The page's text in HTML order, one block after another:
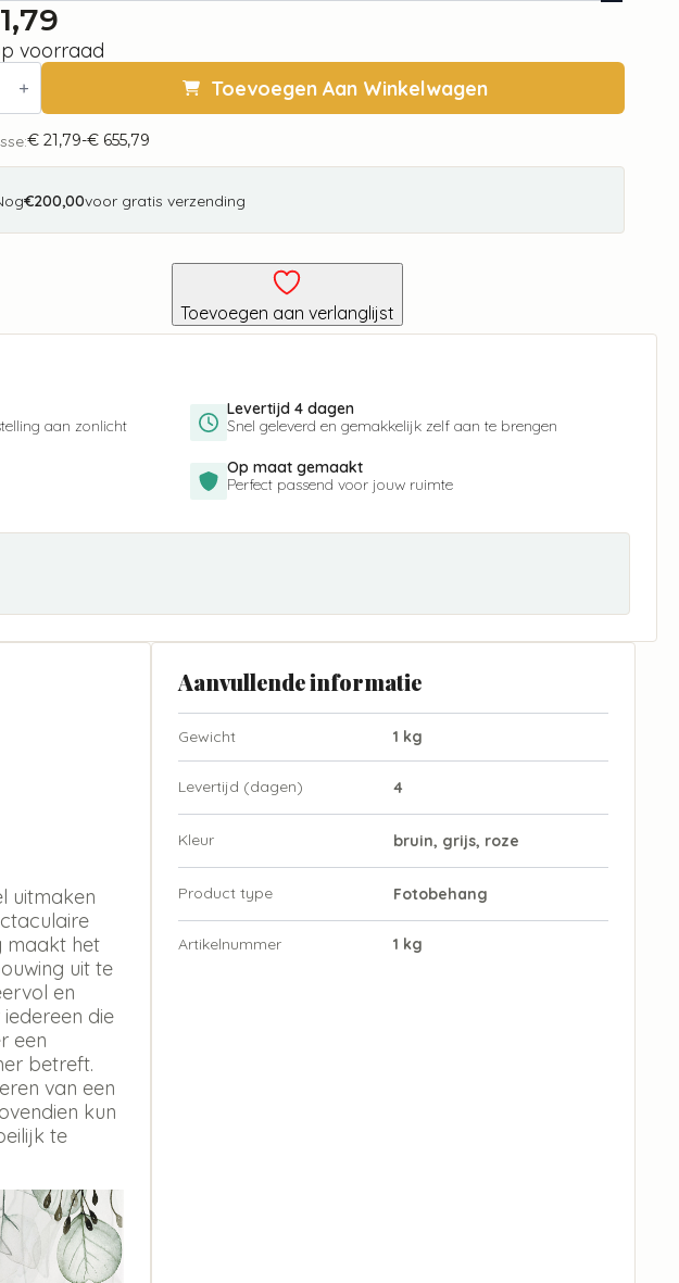
voorraad
Toevoegen Aan Winkelwagen
€ 21,79-€ 655,79
Prijsklasse:
€ 21,79
€ 655,79
€200,00voor gratis verzending
Toevoegen aan verlanglijst
aan zonlicht
Levertijd 4 dagen
Snel geleverd en gemakkelijk zelf aan te brengen
Op maat gemaakt
Perfect passend voor jouw ruimte
uitmaken
maakt het
uit te
en
die
een
betreft.
van een
kun
te
Aanvullende informatie
Gewicht 1 kg
Levertijd (dagen) 4
Kleur bruin, grijs, roze
Product type Fotobehang
Artikelnummer 1 kg